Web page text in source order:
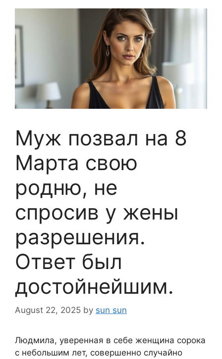
Муж позвал на 8
Марта свою
родню, не
спросив у жены
разрешения.
Ответ был
достойнейшим.
August 22, 2025 by sun sun
Людмила, уверенная в себе женщина сорока
с небольшим лет, совершенно случайно